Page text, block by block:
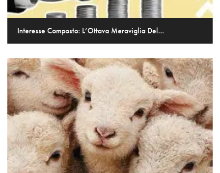
Interesse Composto: L’Ottava Meraviglia Del...